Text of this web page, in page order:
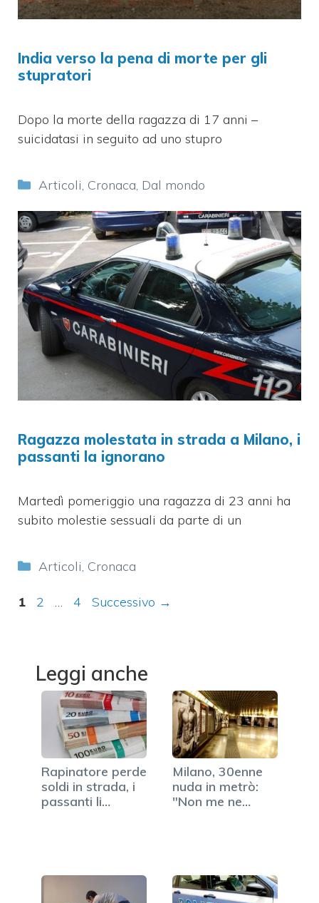
India verso la pena di morte per gli
stupratori
Dopo la morte della ragazza di 17 anni –
suicidatasi in seguito ad uno stupro
Categorie
Articoli, Cronaca, Dal mondo
Ragazza molestata in strada a Milano, i
passanti la ignorano
Martedì pomeriggio una ragazza di 23 anni ha
subito molestie sessuali da parte di un
Categorie
Articoli, Cronaca
Pagina
1 Pagina
2 … Pagina
4 Successivo →
Leggi anche
Rapinatore perde
soldi in strada, i
passanti li
Milano, 30enne
nuda in metrò:
"Non me ne